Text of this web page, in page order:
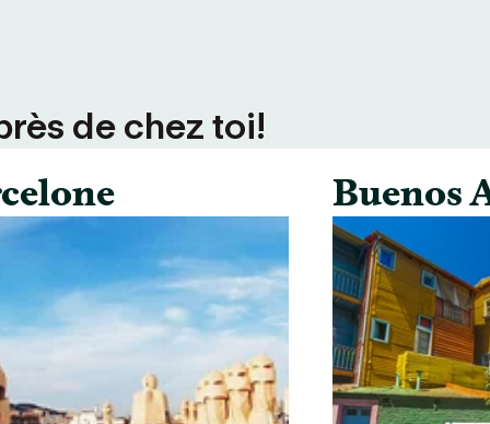
de chez toi!
Buenos